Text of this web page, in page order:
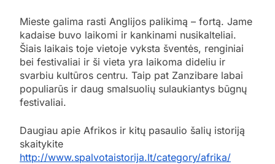
Mieste galima rasti Anglijos palikimą – fortą. Jame
kadaise buvo laikomi ir kankinami nusikalteliai.
Šiais laikais toje vietoje vyksta šventės, renginiai
bei festivaliai ir ši vieta yra laikoma dideliu ir
svarbiu kultūros centru. Taip pat Zanzibare labai
populiarūs ir daug smalsuolių sulaukiantys būgnų
festivaliai.
Daugiau apie Afrikos ir kitų pasaulio šalių istoriją
skaitykite
http://www.spalvotaistorija.lt/category/afrika/